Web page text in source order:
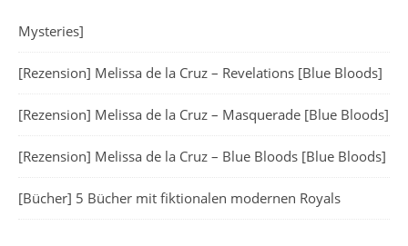
Mysteries]
[Rezension] Melissa de la Cruz – Revelations [Blue Bloods]
[Rezension] Melissa de la Cruz – Masquerade [Blue Bloods]
[Rezension] Melissa de la Cruz – Blue Bloods [Blue Bloods]
[Bücher] 5 Bücher mit fiktionalen modernen Royals